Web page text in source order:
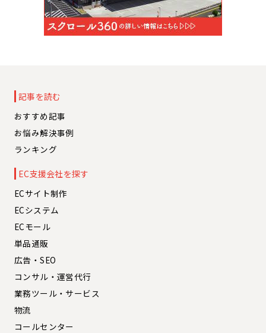
記事を読む
おすすめ記事
お悩み解決事例
ランキング
EC支援会社を探す
ECサイト制作
ECシステム
ECモール
単品通販
広告・SEO
コンサル・運営代行
業務ツール・サービス
物流
コールセンター